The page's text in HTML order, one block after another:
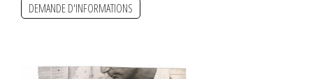
DEMANDE D'INFORMATIONS